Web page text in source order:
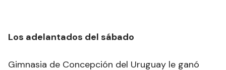
Los adelantados del sábado
Gimnasia de Concepción del Uruguay le ganó